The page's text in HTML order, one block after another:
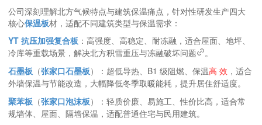
公司深刻理解北方气候特点与建筑保温痛点，针对性研发生产四大
核心保温板材 ，适配不同建筑类型与保温需求：
YT 抗压加强复合板 ：高强度、高稳定、耐冻融，适合屋面、地坪、
冷库等重载场景，解决北方积雪重压与冻融破坏问题
。
石墨板 （张家口石墨板） ：超低导热、B1 级阻燃、保温高 效 ，适合
外墙保温与节能改造，大幅降低冬季取暖能耗，提升居住舒适度。
聚苯板 （张家口泡沫板）
：轻质价廉、易施工、性价比高，适合常
规墙体、屋面、隔墙保温，适配普通住宅与民用建筑。